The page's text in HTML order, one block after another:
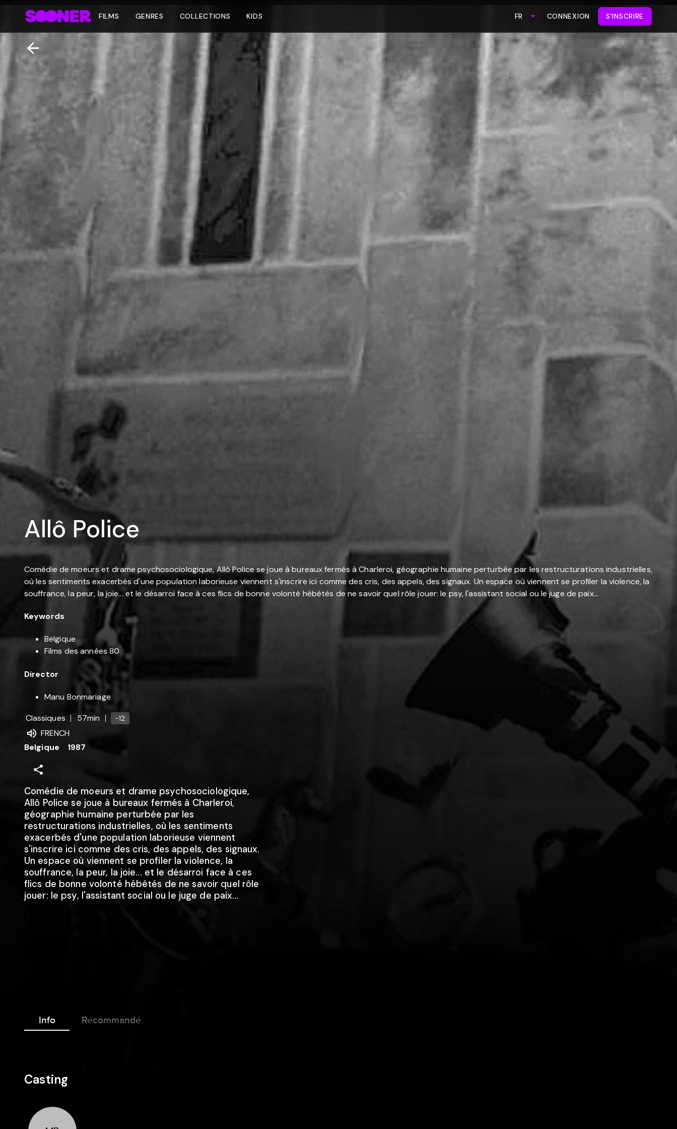
FILMS GENRES COLLECTIONS KIDS FR CONNEXION S'INSCRIRE
Allô Police
Comédie de moeurs et drame psychosociologique, Allô Police se joue à bureaux fermés à Charleroi, géographie humaine perturbée par les restructurations industrielles,
où les sentiments exacerbés d'une population laborieuse viennent s'inscrire ici comme des cris, des appels, des signaux. Un espace où viennent se profiler la violence, la
souffrance, la peur, la joie... et le désarroi face à ces flics de bonne volonté hébétés de ne savoir quel rôle jouer: le psy, l'assistant social ou le juge de paix...
Keywords
Belgique
Films des années 80
Director
Manu Bonmariage
Classiques
57min -12
FRENCH
Belgique
1987
Comédie de moeurs et drame psychosociologique,
Allô Police se joue à bureaux fermés à Charleroi,
géographie humaine perturbée par les
restructurations industrielles, où les sentiments
exacerbés d'une population laborieuse viennent
s'inscrire ici comme des cris, des appels, des signaux.
Un espace où viennent se profiler la violence, la
souffrance, la peur, la joie... et le désarroi face à ces
flics de bonne volonté hébétés de ne savoir quel rôle
jouer: le psy, l'assistant social ou le juge de paix...
Info Recommandé
Casting